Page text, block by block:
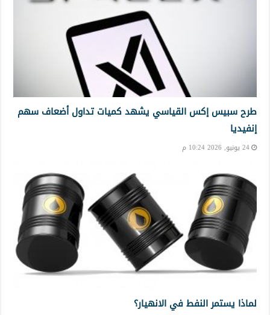
طرح سبيس إكس القياسي يشهد كميات تداول أضعاف سهم
إنفيديا
24 يونيو, 2026 10:24 م
لماذا يستمر النفط في الانهيار؟